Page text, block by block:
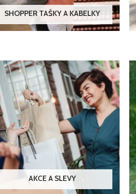
SHOPPER TAŠKY A KABELKY
AKCE A SLEVY